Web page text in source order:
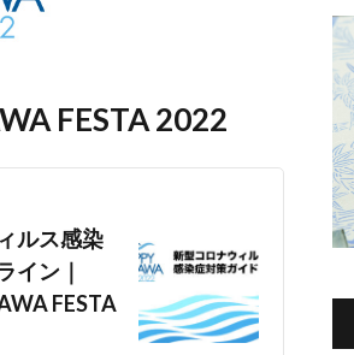
FESTA 2022
ルス感染
イン｜
FESTA